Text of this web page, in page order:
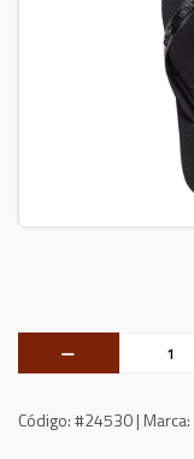
Código:#24530 | Marca: